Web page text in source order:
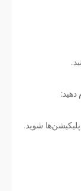
دهید: